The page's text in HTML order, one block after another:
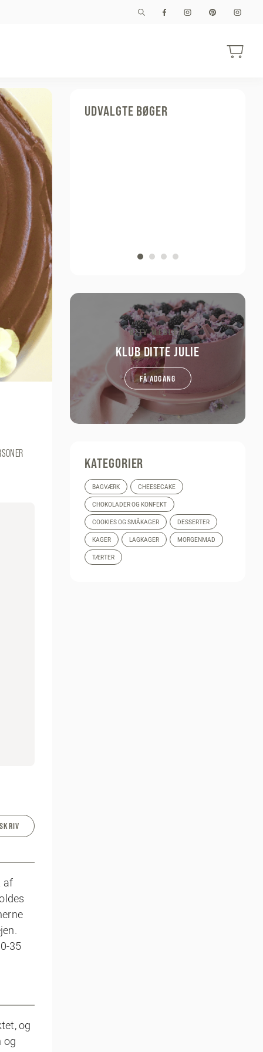
af
35
og
og
UDVALGTE BØGER
BLIV MEDLEM
KLUB DITTE JULIE
FÅ ADGANG
KATEGORIER
BAGVÆRK CHEESECAKE
CHOKOLADER OG KONFEKT
COOKIES OG SMÅKAGER DESSERTER
KAGER LAGKAGER MORGENMAD
TÆRTER